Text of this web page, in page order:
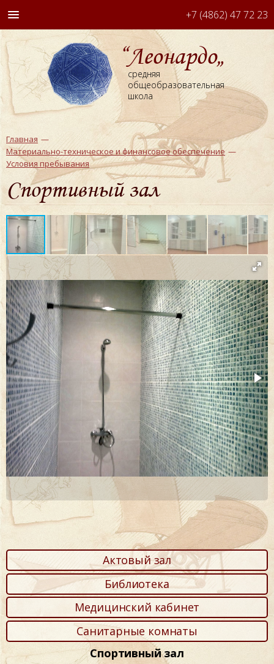
“Леонардо„
средняя
общеобразовательная
школа
+7 (4862) 47 72 23
Главная
Материально-техническое и финансовое обеспечение
Условия пребывания
Спортивный зал
Актовый зал
Библиотека
Медицинский кабинет
Санитарные комнаты
Спортивный зал